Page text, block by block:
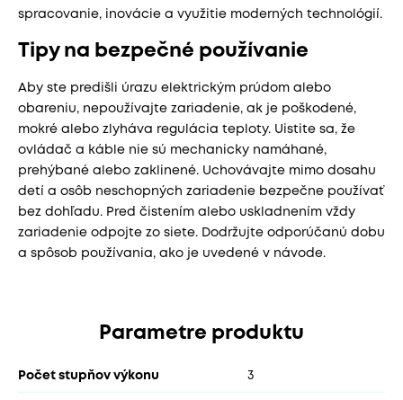
spracovanie, inovácie a využitie moderných technológií.
Tipy na bezpečné používanie
Aby ste predišli úrazu elektrickým prúdom alebo
obareniu, nepoužívajte zariadenie, ak je poškodené,
mokré alebo zlyháva regulácia teploty. Uistite sa, že
ovládač a káble nie sú mechanicky namáhané,
prehýbané alebo zaklinené. Uchovávajte mimo dosahu
detí a osôb neschopných zariadenie bezpečne používať
bez dohľadu. Pred čistením alebo uskladnením vždy
zariadenie odpojte zo siete. Dodržujte odporúčanú dobu
a spôsob používania, ako je uvedené v návode.
Parametre produktu
Počet stupňov výkonu 3